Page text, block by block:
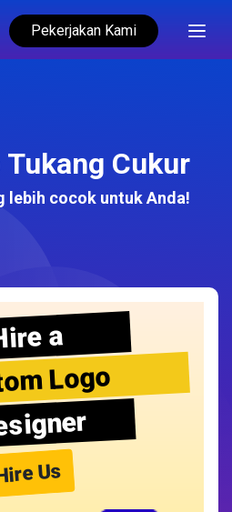
Pekerjakan Kami
Tukang Cukur
lebih cocok untuk Anda!
a
Logo
Us